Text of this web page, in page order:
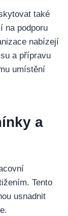
také
na podporu
nabízejí
a přípravu
umístění
a
Tento
usnadnit